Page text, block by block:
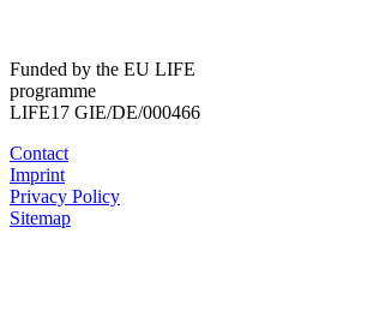
Funded by the EU LIFE
programme
LIFE17 GIE/DE/000466
Contact
Imprint
Privacy Policy
Sitemap